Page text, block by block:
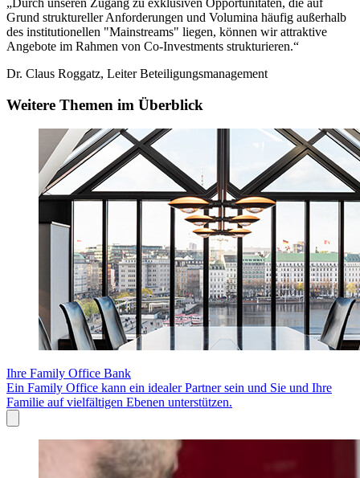
Grund struktureller Anforderungen und Volumina häufig außerhalb
des institutionellen "Mainstreams" liegen, können wir attraktive
Angebote im Rahmen von Co-Investments strukturieren.“
Dr. Claus Roggatz, Leiter Beteiligungsmanagement
Weitere Themen im Überblick
Ihre Family Office Bank
Ein Family Office kann ein idealer Partner sein und Sie und Ihre
Familie auf vielfältigen Ebenen unterstützen.